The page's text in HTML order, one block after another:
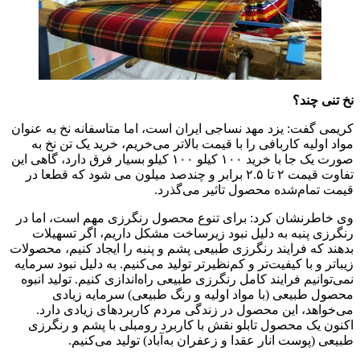
نخ تنی چند؟
کریمی گفت:‌ یزد مهد نساجی ایران است، اما متاسفانه نخ به عنوان
مواد اولیه کاربافی را با قیمت بالاتر می‌خریم، خرید یک تن نخ به
صورت یک جا با خرید ۱۰۰ کیلو ۱۰۰ کیلو بسیار فرق دارد، گاهی این
تفاوت قیمت ۲ تا ۲.۵ برابر و چندصد میلون می شود که قطعا در
قیمت تمام‌شده محصول تاثیر می‌گذرد.
وی خاطرنشان کرد:‌ برای تنوع محصول رنگرزی مهم است، اما در
رنگرزی پنبه به دلیل نبود زیرساخت مشکل داریم، اگر تسهیلات
بدهند که فرایند رنگرزی طبیعی پشم و پنبه را ایجاد کنیم، محصولات
زیباتر و با کیفیت‌تر و کم‌نظیرتر تولید می‌کنیم. به دلیل نبود سرمایه
نمی‌توانیم فرایند کامل رنگرزی طبیعی راه‌اندازی کنیم. تولید انبوه
محصول طبیعی (با مواد اولیه و رنگ طبیعی) سرمایه زیادی
می‌خواهد، این محصول در زندگی مردم کاربردهای زیادی دارد.
اکنون یک محصول تابلو نقش با کاربرد رومبلی با پشم و رنگرزی
طبیعی (پوست انار عقدا و زعفران به‌آباد) تولید می‌کنیم.